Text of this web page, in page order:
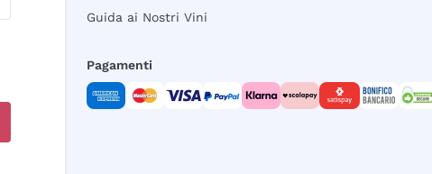
Guida ai Nostri Vini
Pagamenti